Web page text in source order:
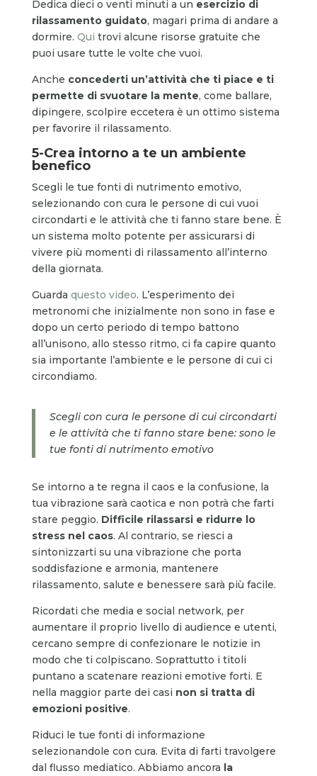
Dedica dieci o venti minuti a un esercizio di
rilassamento guidato, magari prima di andare a
dormire. Qui trovi alcune risorse gratuite che
puoi usare tutte le volte che vuoi.
Anche concederti un’attività che ti piace e ti
permette di svuotare la mente, come ballare,
dipingere, scolpire eccetera è un ottimo sistema
per favorire il rilassamento.
5-Crea intorno a te un ambiente
benefico
Scegli le tue fonti di nutrimento emotivo,
selezionando con cura le persone di cui vuoi
circondarti e le attività che ti fanno stare bene. È
un sistema molto potente per assicurarsi di
vivere più momenti di rilassamento all’interno
della giornata.
Guarda questo video. L’esperimento dei
metronomi che inizialmente non sono in fase e
dopo un certo periodo di tempo battono
all’unisono, allo stesso ritmo, ci fa capire quanto
sia importante l’ambiente e le persone di cui ci
circondiamo.
Scegli con cura le persone di cui circondarti
e le attività che ti fanno stare bene: sono le
tue fonti di nutrimento emotivo
Se intorno a te regna il caos e la confusione, la
tua vibrazione sarà caotica e non potrà che farti
stare peggio. Difficile rilassarsi e ridurre lo
stress nel caos. Al contrario, se riesci a
sintonizzarti su una vibrazione che porta
soddisfazione e armonia, mantenere
rilassamento, salute e benessere sarà più facile.
Ricordati che media e social network, per
aumentare il proprio livello di audience e utenti,
cercano sempre di confezionare le notizie in
modo che ti colpiscano. Soprattutto i titoli
puntano a scatenare reazioni emotive forti. E
nella maggior parte dei casi non si tratta di
emozioni positive.
Riduci le tue fonti di informazione
selezionandole con cura. Evita di farti travolgere
dal flusso mediatico. Abbiamo ancora la